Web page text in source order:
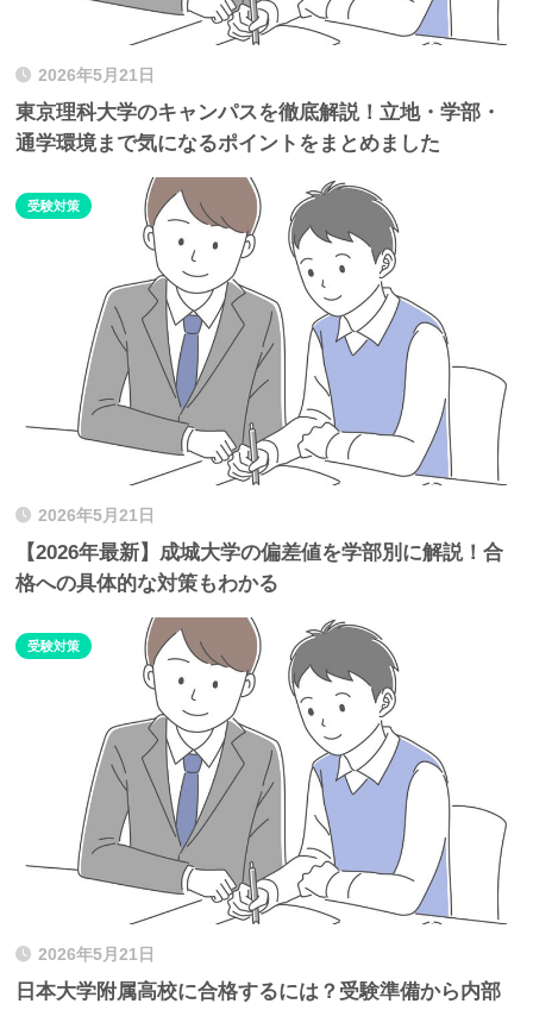
2026年5月21日
東京理科大学のキャンパスを徹底解説！立地・学部・
通学環境まで気になるポイントをまとめました
2026年5月21日
【2026年最新】成城大学の偏差値を学部別に解説！合
格への具体的な対策もわかる
受験対策
2026年5月21日
日本大学附属高校に合格するには？受験準備から内部
受験対策